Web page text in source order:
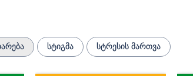
სტიგმა სტრესის მართვა